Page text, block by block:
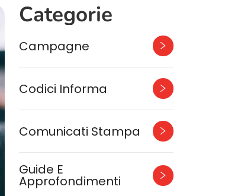
Categorie
Campagne
Codici Informa
Comunicati Stampa
Guide E
Approfondimenti